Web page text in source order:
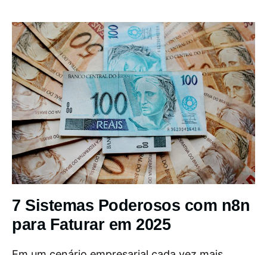
7 Sistemas Poderosos com n8n
para Faturar em 2025